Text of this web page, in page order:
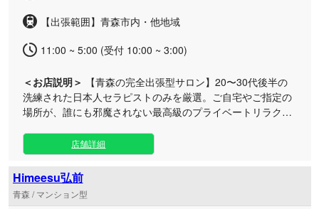
施中。エアコンや充電器完備の快適な室内で、心を込めたお
もてなしをご堪能ください。皆様からのご予約を心よりお待
ちしております。
【出張範囲】青森市内・他地域
11:00 ~ 5:00 (受付 10:00 ~ 3:00)
＜お店説明＞
【青森の完全出張型サロン】20〜30代後半の
洗練された日本人セラピストのみを厳選。ご自宅やご指定の
場所が、誰にも邪魔されない最高級のプライベートリラクゼ
外見の美しさや気品だけでなく、お一人おひとりの心に寄り
添う温かいホスピタリティと確かな施術技術を兼ね備えてお
ります。日々の忙しさやストレスから解放され、心身ともに
深くリフレッシュしていただけるよう、細やかな心配りと穏
やかな立ち振る舞いで、上質な時間をお届けいたします。 メ
店舗詳細
Himeesu弘前
青森 / マンション型